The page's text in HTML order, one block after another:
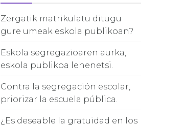
Zergatik matrikulatu ditugu
gure umeak eskola publikoan?
Eskola segregazioaren aurka,
eskola publikoa lehenetsi.
Contra la segregación escolar,
priorizar la escuela pública.
¿Es deseable la gratuidad en los